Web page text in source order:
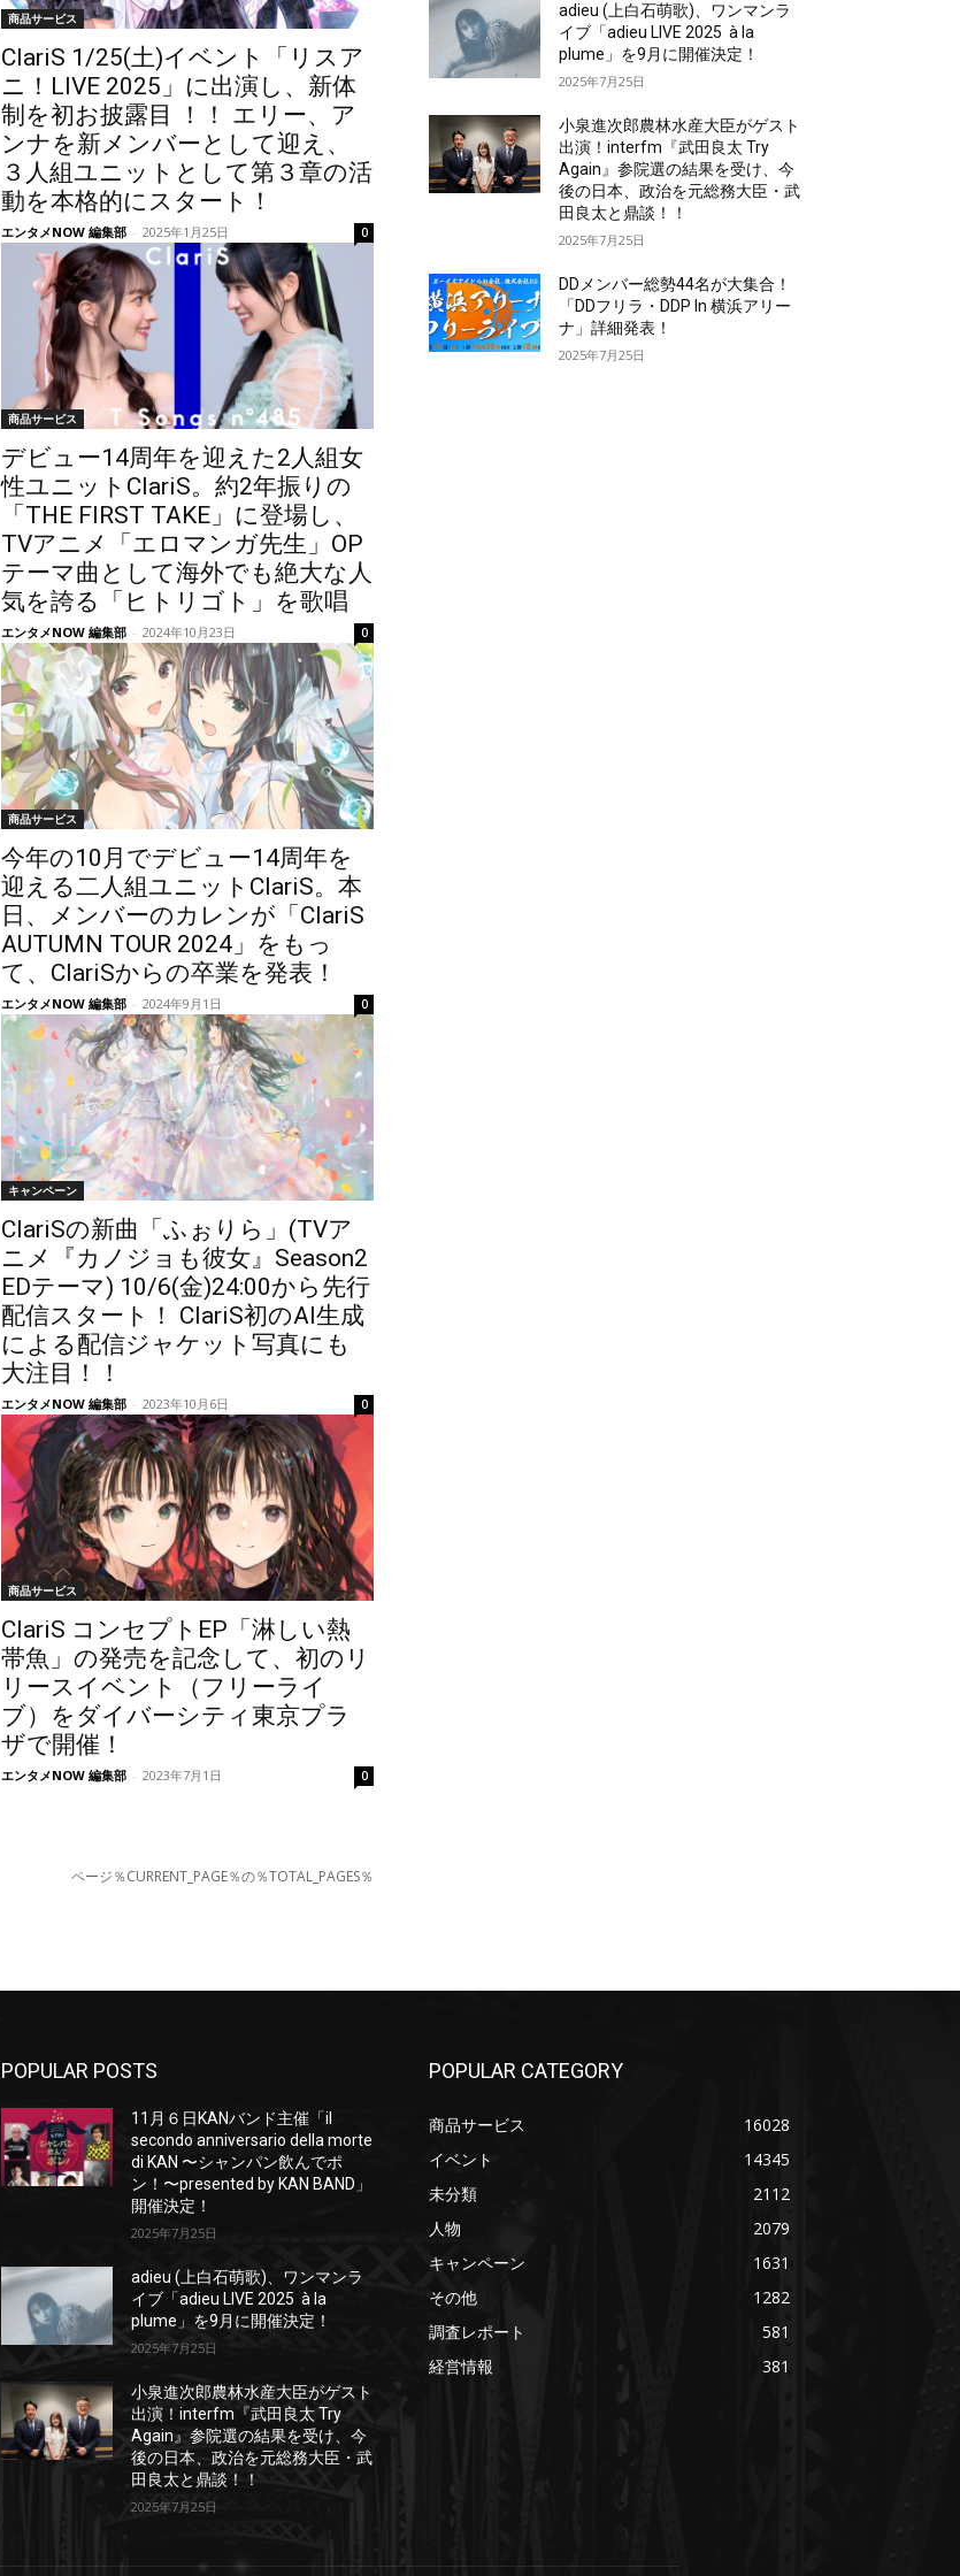
商品サービス
ClariS 1/25(土)イベント「リスア
ニ！LIVE 2025」に出演し、新体
制を初お披露目 ！！ エリー、ア
ンナを新メンバーとして迎え、
３人組ユニットとして第３章の活
動を本格的にスタート！
エンタメNOW 編集部 - 2025年1月25日 0
商品サービス
デビュー14周年を迎えた2人組女
性ユニットClariS。約2年振りの
「THE FIRST TAKE」に登場し、
TVアニメ「エロマンガ先生」OP
テーマ曲として海外でも絶大な人
気を誇る「ヒトリゴト」を歌唱
エンタメNOW 編集部 - 2024年10月23日 0
商品サービス
今年の10月でデビュー14周年を
迎える二人組ユニットClariS。本
日、メンバーのカレンが「ClariS
AUTUMN TOUR 2024」をもっ
て、ClariSからの卒業を発表！
エンタメNOW 編集部 - 2024年9月1日 0
キャンペーン
ClariSの新曲「ふぉりら」(TVア
ニメ『カノジョも彼女』Season2
EDテーマ) 10/6(金)24:00から先行
配信スタート！ ClariS初のAI生成
による配信ジャケット写真にも
大注目！！
エンタメNOW 編集部 - 2023年10月6日 0
商品サービス
ClariS コンセプトEP「淋しい熱
帯魚」の発売を記念して、初のリ
リースイベント（フリーライ
ブ）をダイバーシティ東京プラ
ザで開催！
エンタメNOW 編集部 - 2023年7月1日 0
ページ％CURRENT_PAGE％の％TOTAL_PAGES％
adieu (上白石萌歌)、ワンマンラ
イブ「adieu LIVE 2025 à la
plume」を9月に開催決定！
2025年7月25日
小泉進次郎農林水産大臣がゲスト
出演！interfm『武田良太 Try
Again』参院選の結果を受け、今
後の日本、政治を元総務大臣・武
田良太と鼎談！！
2025年7月25日
DDメンバー総勢44名が大集合！
「DDフリラ・DDP In 横浜アリー
ナ」詳細発表！
2025年7月25日
POPULAR POSTS
11月６日KANバンド主催「il
secondo anniversario della morte
di KAN 〜シャンパン飲んでポ
ン！〜presented by KAN BAND」
開催決定！
2025年7月25日
adieu (上白石萌歌)、ワンマンラ
イブ「adieu LIVE 2025 à la
plume」を9月に開催決定！
2025年7月25日
小泉進次郎農林水産大臣がゲスト
出演！interfm『武田良太 Try
Again』参院選の結果を受け、今
後の日本、政治を元総務大臣・武
田良太と鼎談！！
2025年7月25日
POPULAR CATEGORY
商品サービス
16028
イベント
14345
未分類
2112
人物
2079
キャンペーン
1631
その他
1282
調査レポート
581
経営情報
381